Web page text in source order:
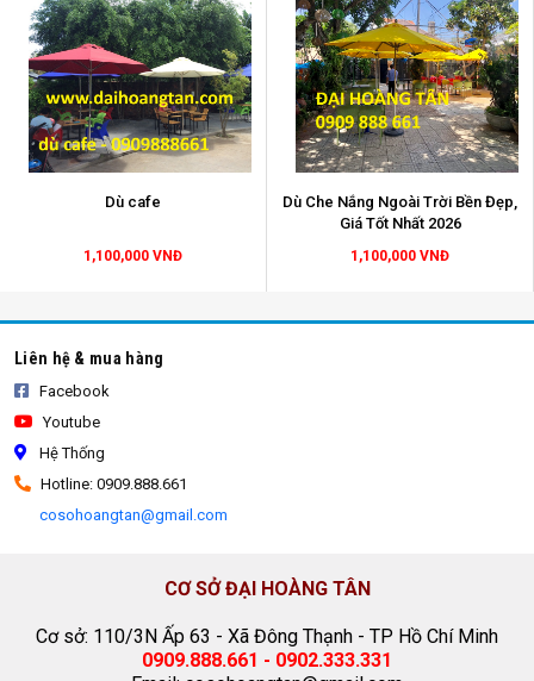
Dù cafe
1,100,000 VNĐ
Dù Che Nắng Ngoài Trời Bền Đẹp,
Giá Tốt Nhất 2026
1,100,000 VNĐ
Liên hệ & mua hàng
Facebook
Youtube
Hệ Thống
Hotline: 0909.888.661
cosohoangtan@gmail.com
CƠ SỞ ĐẠI HOÀNG TÂN
Cơ sở: 110/3N Ấp 63 - Xã Đông Thạnh - TP Hồ Chí Minh
0909.888.661 - 0902.333.331